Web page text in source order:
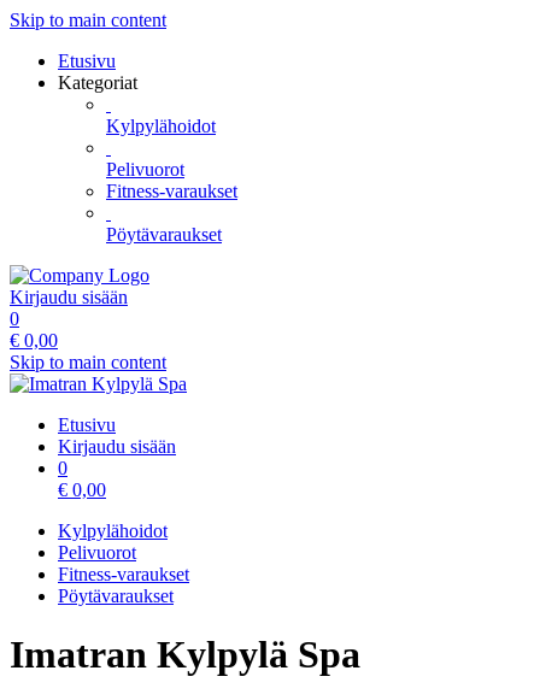
Skip to main content
Etusivu
Kategoriat
Kylpylähoidot
Pelivuorot
Fitness-varaukset
Pöytävaraukset
Kirjaudu sisään
0
€ 0,00
Skip to main content
Etusivu
Kirjaudu sisään
0
€ 0,00
Kylpylähoidot
Pelivuorot
Fitness-varaukset
Pöytävaraukset
Imatran Kylpylä Spa